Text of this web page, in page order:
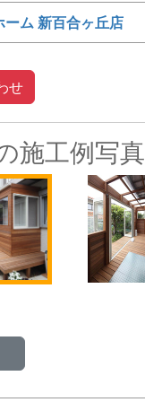
ム 新百合ヶ丘店
せ
施工例写真